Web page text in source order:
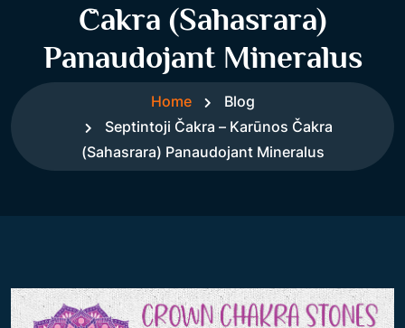
Čakra (Sahasrara)
Panaudojant Mineralus
Home
Blog
Septintoji Čakra – Karūnos Čakra
(Sahasrara) Panaudojant Mineralus